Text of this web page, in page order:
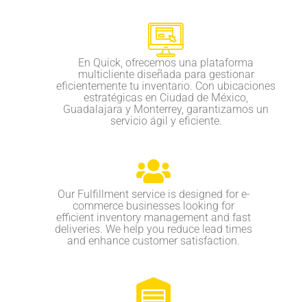
En Quick, ofrecemos una plataforma
multicliente diseñada para gestionar
eficientemente tu inventario. Con ubicaciones
estratégicas en Ciudad de México,
Guadalajara y Monterrey, garantizamos un
servicio ágil y eficiente.
Our Fulfillment service is designed for e-
commerce businesses looking for
efficient inventory management and fast
deliveries. We help you reduce lead times
and enhance customer satisfaction.